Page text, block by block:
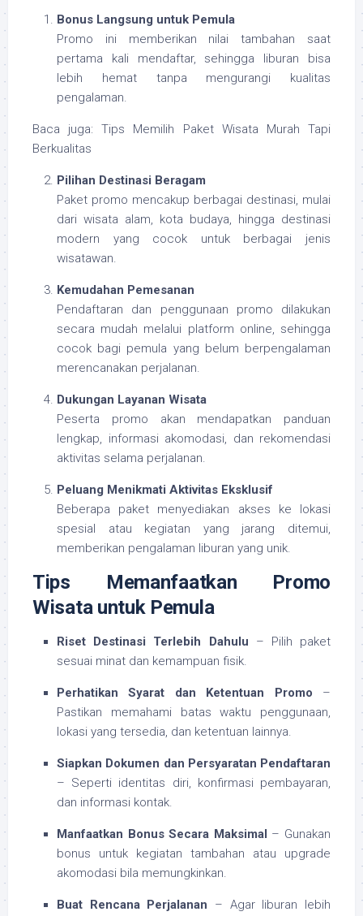
Bonus Langsung untuk Pemula
Promo ini memberikan nilai tambahan saat
pertama kali mendaftar, sehingga liburan bisa
lebih hemat tanpa mengurangi kualitas
pengalaman.
Baca juga: Tips Memilih Paket Wisata Murah Tapi
Berkualitas
Pilihan Destinasi Beragam
Paket promo mencakup berbagai destinasi, mulai
dari wisata alam, kota budaya, hingga destinasi
modern yang cocok untuk berbagai jenis
wisatawan.
Kemudahan Pemesanan
Pendaftaran dan penggunaan promo dilakukan
secara mudah melalui platform online, sehingga
cocok bagi pemula yang belum berpengalaman
merencanakan perjalanan.
Dukungan Layanan Wisata
Peserta promo akan mendapatkan panduan
lengkap, informasi akomodasi, dan rekomendasi
aktivitas selama perjalanan.
Peluang Menikmati Aktivitas Eksklusif
Beberapa paket menyediakan akses ke lokasi
spesial atau kegiatan yang jarang ditemui,
memberikan pengalaman liburan yang unik.
Tips Memanfaatkan Promo
Wisata untuk Pemula
Riset Destinasi Terlebih Dahulu – Pilih paket
sesuai minat dan kemampuan fisik.
Perhatikan Syarat dan Ketentuan Promo –
Pastikan memahami batas waktu penggunaan,
lokasi yang tersedia, dan ketentuan lainnya.
Siapkan Dokumen dan Persyaratan Pendaftaran
– Seperti identitas diri, konfirmasi pembayaran,
dan informasi kontak.
Manfaatkan Bonus Secara Maksimal – Gunakan
bonus untuk kegiatan tambahan atau upgrade
akomodasi bila memungkinkan.
Buat Rencana Perjalanan – Agar liburan lebih